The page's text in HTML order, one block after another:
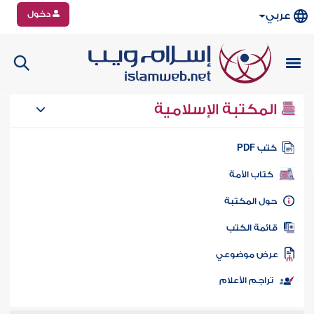
عربي دخول
المكتبة الإسلامية
كتب PDF
كتاب الأمة
المكتبة
الكتب
موضوعي